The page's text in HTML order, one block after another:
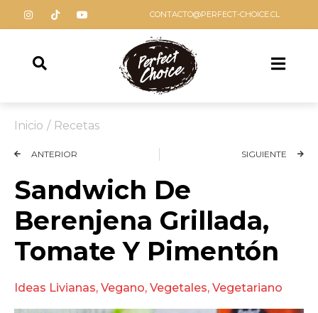
CONTACTO@PERFECT-CHOICE.CL
Inicio / Recetas
ANTERIOR SIGUIENTE
Sandwich De
Berenjena Grillada,
Tomate Y Pimentón
Ideas Livianas, Vegano, Vegetales, Vegetariano